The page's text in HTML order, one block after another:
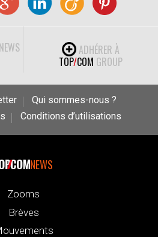
NEWS
ADHÉRER À
TOP/COM GROUP
Qui sommes-nous ?
Conditions d’utilisations
NEWS
Zooms
Brèves